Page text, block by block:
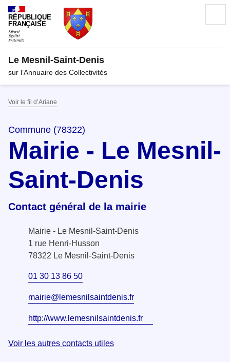
RÉPUBLIQUE
FRANÇAISE
Le Mesnil-Saint-Denis
sur l’Annuaire des Collectivités
Voir le fil d’Ariane
Commune (78322)
Mairie - Le Mesnil-
Saint-Denis
Contact général de la mairie
Mairie - Le Mesnil-Saint-Denis
1 rue Henri-Husson
78322 Le Mesnil-Saint-Denis
01 30 13 86 50
mairie@lemesnilsaintdenis.fr
http://www.lemesnilsaintdenis.fr
Voir les autres contacts utiles